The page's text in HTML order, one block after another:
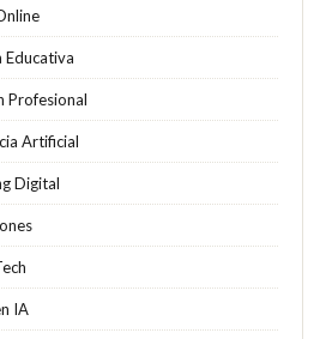
Educativa
Profesional
Artificial
Digital
IA